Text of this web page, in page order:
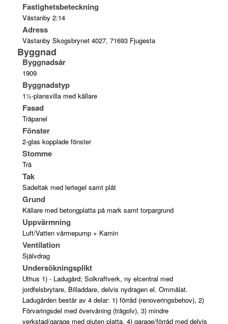
Fastighetsbeteckning
Västanby 2:14
Adress
Västanby Skogsbrynet 4027, 71693 Fjugesta
Byggnad
Byggnadsår
1909
Byggnadstyp
1½-plansvilla med källare
Fasad
Träpanel
Fönster
2-glas kopplade fönster
Stomme
Trä
Tak
Sadeltak med lertegel samt plåt
Grund
Källare med betongplatta på mark samt torpargrund
Uppvärmning
Luft/Vatten värmepump + Kamin
Ventilation
Självdrag
Undersökningsplikt
Uthus 1) - Ladugård; Solkraftverk, ny elcentral med
jordfelsbrytare, Billaddare, delvis nydragen el. Ommålat.
Ladugården består av 4 delar: 1) förråd (renoveringsbehov), 2)
Förvaringsdel med övervåning (trägolv), 3) mindre
verkstad/garage med gjuten platta, 4) garage/förråd med delvis